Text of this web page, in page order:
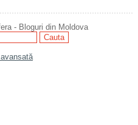
- Bloguri din Moldova